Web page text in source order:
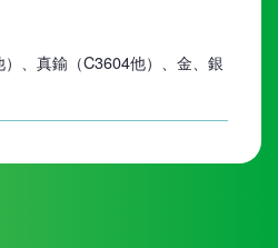
、真鍮（C3604他）、金、銀